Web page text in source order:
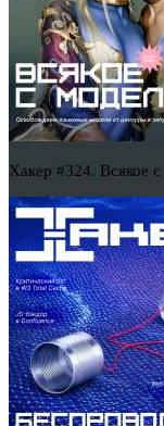
Хакер #324. Всякое